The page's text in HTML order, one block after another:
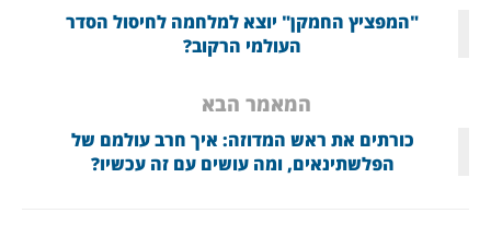
"המפציץ החמקן" יוצא למלחמה לחיסול הסדר
העולמי הרקוב?
המאמר הבא
כורתים את ראש המדוזה: איך חרב עולמם של
הפלשתינאים, ומה עושים עם זה עכשיו?